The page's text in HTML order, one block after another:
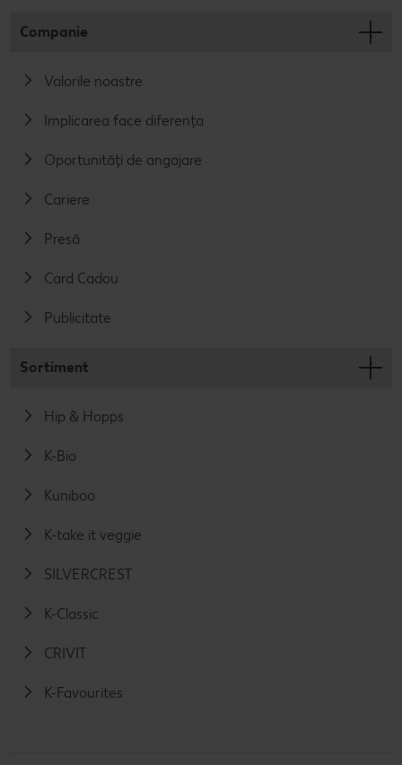
Companie
Valorile noastre
Implicarea face diferența
Oportunități de angajare
Cariere
Presă
Card Cadou
Publicitate
Sortiment
Hip & Hopps
K-Bio
Kuniboo
K-take it veggie
SILVERCREST
K-Classic
CRIVIT
K-Favourites